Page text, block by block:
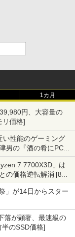
1カ月
円、大容量の
リ価格]
い性能のゲーミング
男の『酒の肴にPCゲ
7 7700X3D」は
の価格逆転解消 [8月
」が14日からスター
落が顕著、最速級の
半のSSD価格]